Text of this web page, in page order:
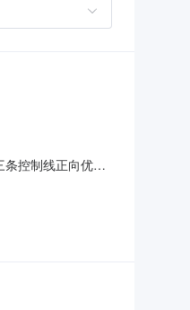
控制线正向优化
联系方式